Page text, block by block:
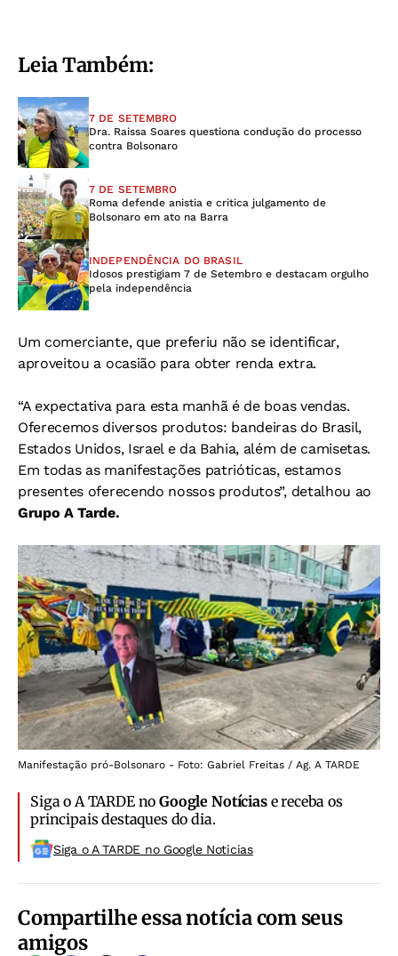
Leia Também:
7 DE SETEMBRO
Dra. Raissa Soares questiona condução do processo
contra Bolsonaro
7 DE SETEMBRO
Roma defende anistia e critica julgamento de
Bolsonaro em ato na Barra
INDEPENDÊNCIA DO BRASIL
Idosos prestigiam 7 de Setembro e destacam orgulho
pela independência
Um comerciante, que preferiu não se identificar,
aproveitou a ocasião para obter renda extra.
“A expectativa para esta manhã é de boas vendas.
Oferecemos diversos produtos: bandeiras do Brasil,
Estados Unidos, Israel e da Bahia, além de camisetas.
Em todas as manifestações patrióticas, estamos
presentes oferecendo nossos produtos”, detalhou ao
Grupo A Tarde.
Manifestação pró-Bolsonaro - Foto: Gabriel Freitas / Ag. A TARDE
Siga o A TARDE noGoogle Notíciase receba os
principais destaques do dia.
Siga o A TARDE no Google Noticias
Compartilhe essa notícia com seus
amigos